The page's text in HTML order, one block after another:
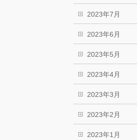
2023年7月
2023年6月
2023年5月
2023年4月
2023年3月
2023年2月
2023年1月